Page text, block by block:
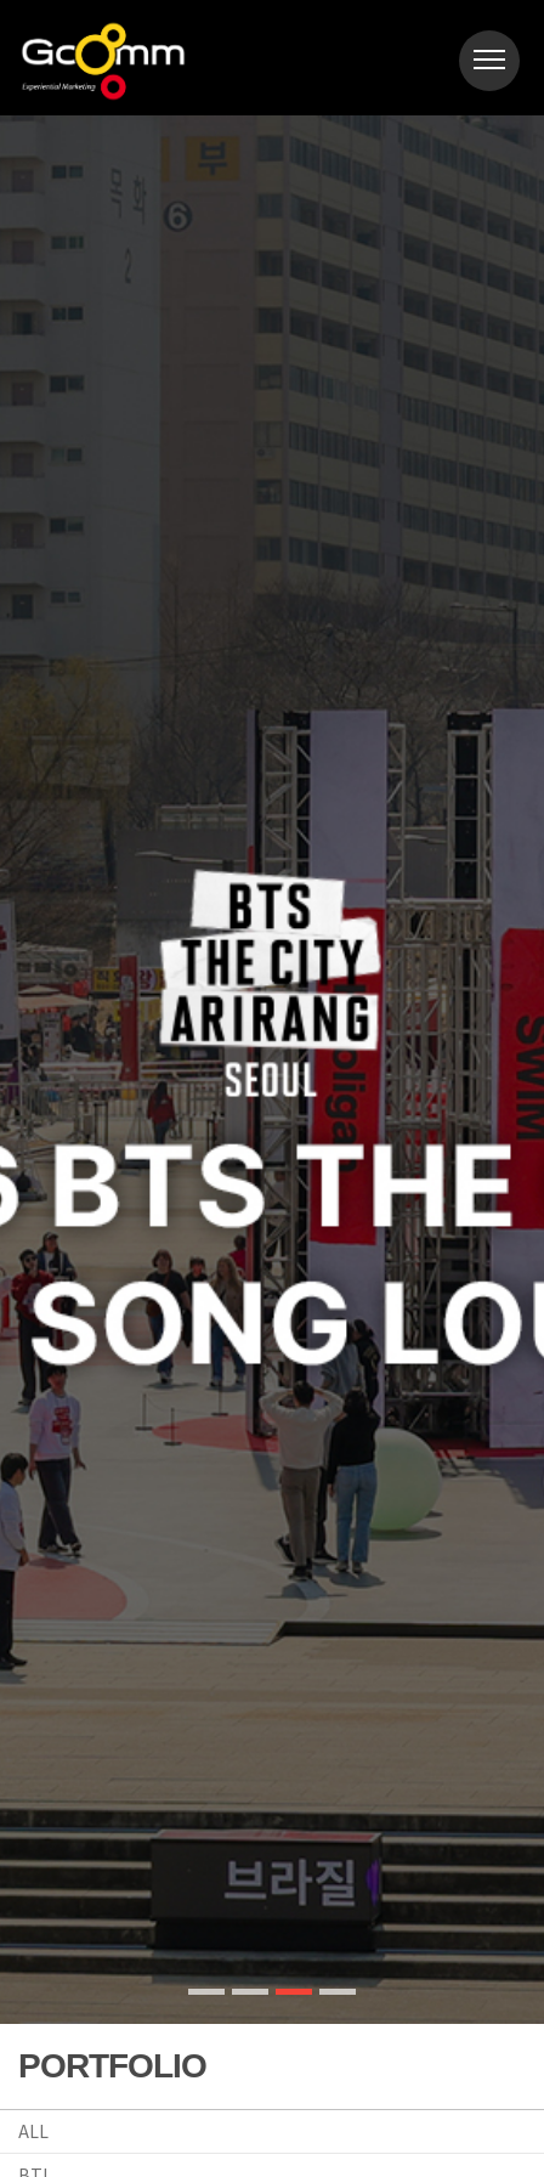
PORTFOLIO
ALL